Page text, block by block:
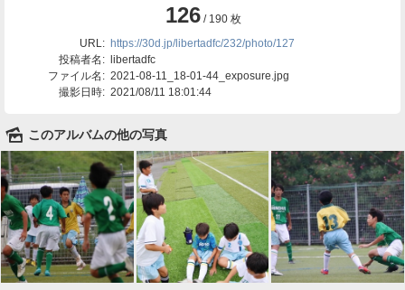
126/ 190 枚
URL: https://30d.jp/libertadfc/232/photo/127
投稿者名: libertadfc
ファイル名: 2021-08-11_18-01-44_exposure.jpg
撮影日時: 2021/08/11 18:01:44
🌄 このアルバムの他の写真